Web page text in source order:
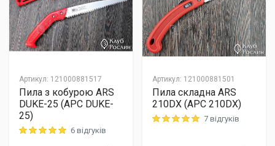
Артикул: 121000881517
Пила з кобурою ARS
DUKE-25 (АРС DUKE-
25)
Rating: 5 out of 56 відгуків
Артикул: 121000881501
Пила складна ARS
210DX (АРС 210DX)
Rating: 5 out of 57 відгуків